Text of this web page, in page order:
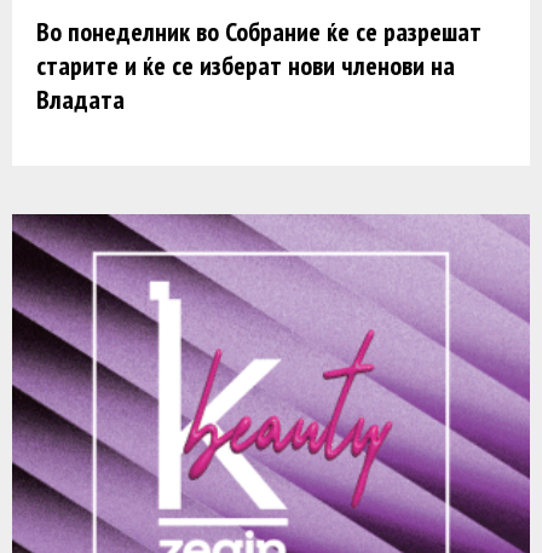
Во понеделник во Собрание ќе се разрешат
старите и ќе се изберат нови членови на
Владата